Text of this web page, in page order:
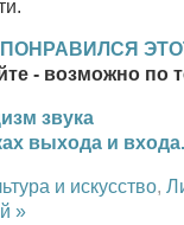
- возможно по
звука
выхода и
и искусство,
»